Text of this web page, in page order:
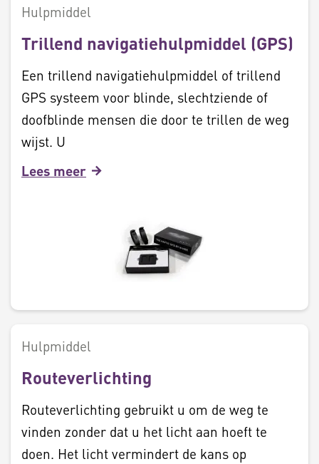
Hulpmiddel
Trillend navigatiehulpmiddel (GPS)
Een trillend navigatiehulpmiddel of trillend
GPS systeem voor blinde, slechtziende of
doofblinde mensen die door te trillen de weg
wijst. U
Lees meer
Hulpmiddel
Routeverlichting
Routeverlichting gebruikt u om de weg te
vinden zonder dat u het licht aan hoeft te
doen. Het licht vermindert de kans op